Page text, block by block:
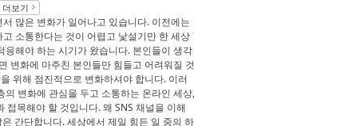
더보기
많은 변화가 일어나고 있습니다. 이전에는
소통한다는 것이 어렵고 낯설기만 한 세상
해야 하는 시기가 왔습니다. 본인들이 생각
변화에 마주친 본인들만 힘들고 어려워질 것
위해 점진적으로 변화하셔야 합니다. 이러
변화에 관심을 두고 소통하는 온라인 세상,
접목해야 할 것입니다. 왜 SNS 채널을 이해
간단합니다. 세상에서 제일 힘든 일 중의 하